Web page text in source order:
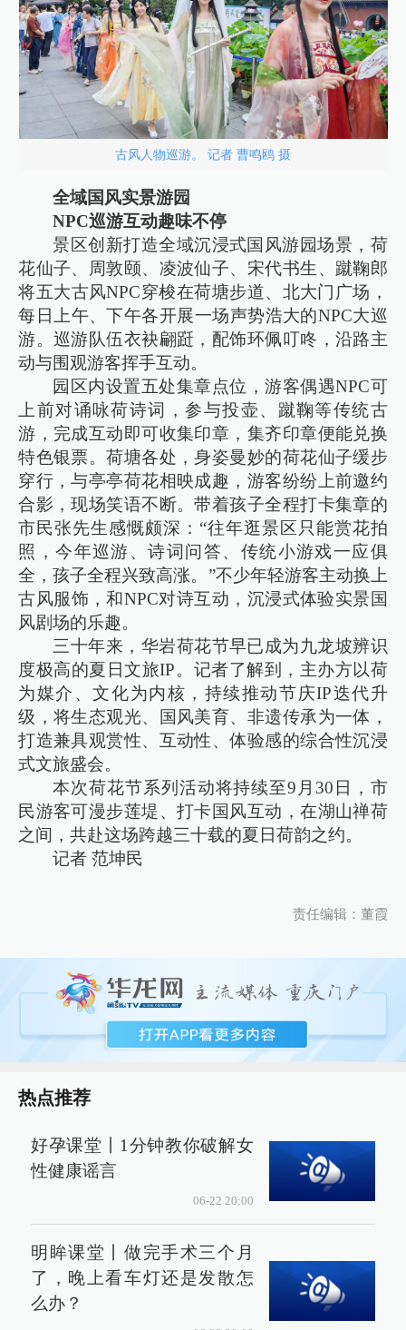
古风人物巡游。 记者 曹鸣鸥 摄
全域国风实景游园
NPC巡游互动趣味不停
景区创新打造全域沉浸式国风游园场景，荷
花仙子、周敦颐、凌波仙子、宋代书生、蹴鞠郎
将五大古风NPC穿梭在荷塘步道、北大门广场，
每日上午、下午各开展一场声势浩大的NPC大巡
游。巡游队伍衣袂翩跹，配饰环佩叮咚，沿路主
动与围观游客挥手互动。
园区内设置五处集章点位，游客偶遇NPC可
上前对诵咏荷诗词，参与投壶、蹴鞠等传统古
游，完成互动即可收集印章，集齐印章便能兑换
特色银票。荷塘各处，身姿曼妙的荷花仙子缓步
穿行，与亭亭荷花相映成趣，游客纷纷上前邀约
合影，现场笑语不断。带着孩子全程打卡集章的
市民张先生感慨颇深：“往年逛景区只能赏花拍
照，今年巡游、诗词问答、传统小游戏一应俱
全，孩子全程兴致高涨。”不少年轻游客主动换上
古风服饰，和NPC对诗互动，沉浸式体验实景国
风剧场的乐趣。
三十年来，华岩荷花节早已成为九龙坡辨识
度极高的夏日文旅IP。记者了解到，主办方以荷
为媒介、文化为内核，持续推动节庆IP迭代升
级，将生态观光、国风美育、非遗传承为一体，
打造兼具观赏性、互动性、体验感的综合性沉浸
式文旅盛会。
本次荷花节系列活动将持续至9月30日，市
民游客可漫步莲堤、打卡国风互动，在湖山禅荷
之间，共赴这场跨越三十载的夏日荷韵之约。
记者 范坤民
责任编辑：董霞
热点推荐
好孕课堂丨1分钟教你破解女
性健康谣言
06-22 20:00
明眸课堂丨做完手术三个月
了，晚上看车灯还是发散怎
么办？